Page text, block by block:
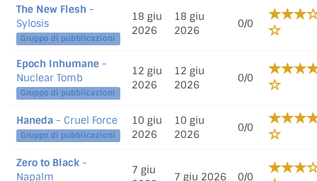
The New Flesh -
Sylosis
Gruppo di pubblicazioni
18 giu
2026
18 giu
2026
0/0
Epoch Inhumane -
Nuclear Tomb
Gruppo di pubblicazioni
12 giu
2026
12 giu
2026
0/0
Haneda - Cruel Force
Gruppo di pubblicazioni
10 giu
2026
10 giu
2026
0/0
Zero to Black -
Napalm
7 giu
7 giu 2026 0/0